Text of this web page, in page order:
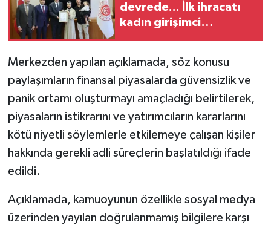
devrede... İlk ihracatı
kadın girişimci
Merkezden yapılan açıklamada, söz konusu
paylaşımların finansal piyasalarda güvensizlik ve
panik ortamı oluşturmayı amaçladığı belirtilerek,
piyasaların istikrarını ve yatırımcıların kararlarını
kötü niyetli söylemlerle etkilemeye çalışan kişiler
hakkında gerekli adli süreçlerin başlatıldığı ifade
edildi.
Açıklamada, kamuoyunun özellikle sosyal medya
üzerinden yayılan doğrulanmamış bilgilere karşı